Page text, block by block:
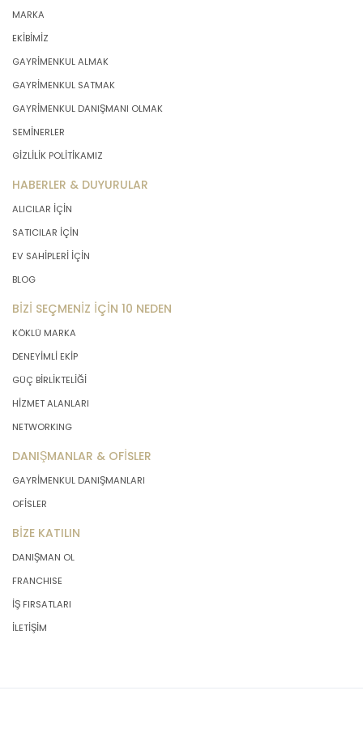
MARKA
EKİBİMİZ
GAYRİMENKUL ALMAK
GAYRİMENKUL SATMAK
GAYRİMENKUL DANIŞMANI OLMAK
SEMİNERLER
GİZLİLİK POLİTİKAMIZ
HABERLER & DUYURULAR
ALICILAR İÇİN
SATICILAR İÇİN
EV SAHİPLERİ İÇİN
BLOG
BİZİ SEÇMENİZ İÇİN 10 NEDEN
KÖKLÜ MARKA
DENEYİMLİ EKİP
GÜÇ BİRLİKTELİĞİ
HİZMET ALANLARI
NETWORKING
DANIŞMANLAR & OFİSLER
GAYRİMENKUL DANIŞMANLARI
OFİSLER
BİZE KATILIN
DANIŞMAN OL
FRANCHISE
İŞ FIRSATLARI
İLETİŞİM